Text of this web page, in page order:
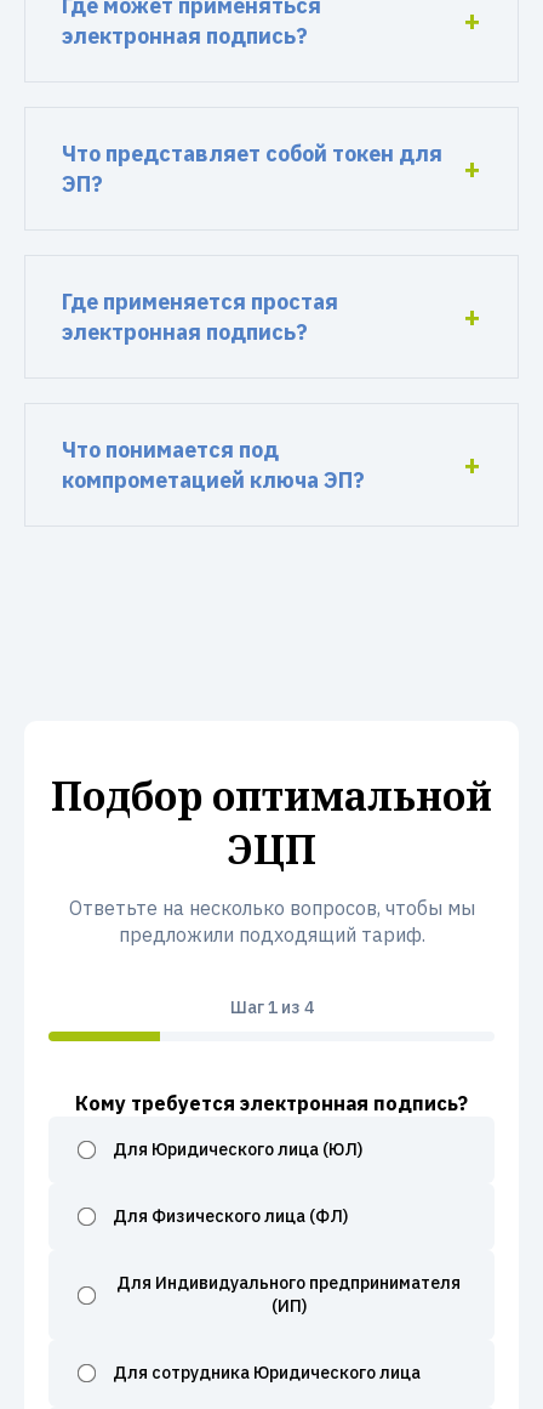
электронная подпись?
Что представляет собой токен для
ЭП?
Где применяется простая
электронная подпись?
Что понимается под
компрометацией ключа ЭП?
Подбор оптимальной
ЭЦП
Ответьте на несколько вопросов, чтобы мы
предложили подходящий тариф.
Шаг1из 4
Кому требуется электронная подпись?
Для Юридического лица (ЮЛ)
Для Физического лица (ФЛ)
Для Индивидуального предпринимателя
(ИП)
Для сотрудника Юридического лица